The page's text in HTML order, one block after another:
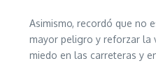
Asimismo, recordó que no
mayor peligro y reforzar la
miedo en las carreteras y